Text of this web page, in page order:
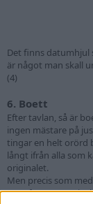
Det finns datumhjul
är något man skall
(4)
6. Boett
Efter tavlan, så är
ingen mästare på
tingar en helt orörd
långt ifrån alla som
originalet.
Men precis som
ungefär samma